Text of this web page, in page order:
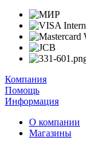
Компания
Помощь
Информация
О компании
Магазины